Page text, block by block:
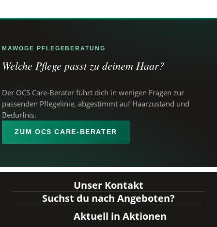
MAWOGE PFLEGEBERATUNG
Welche Pflege passt zu deinem Haar?
Der OCS Care-Berater führt dich in wenigen Fragen zur
passenden Pflegelinie, abgestimmt auf Haarzustand und
Bedürfnis.
ZUM OCS CARE-BERATER
Unser Kontakt
Suchst du nach Angeboten?
Aktuell in Aktionen